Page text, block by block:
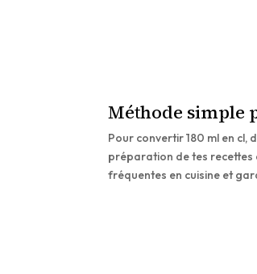
Méthode simple
Pour convertir 180 ml en cl,
préparation de tes recettes
fréquentes en cuisine et